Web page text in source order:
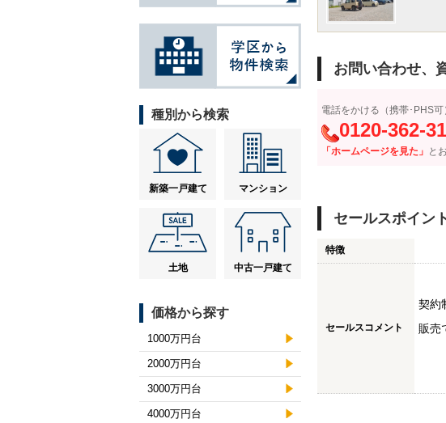
お問い合わせ、
電話をかける（携帯･PHS可
0120-362-
「ホームページを見た」 と
セールスポイン
特徴
セールスコメント
契約
販売
種別から検索
新築一戸建て マンション
土地 中古一戸建て
価格から探す
1000万円台
2000万円台
3000万円台
4000万円台